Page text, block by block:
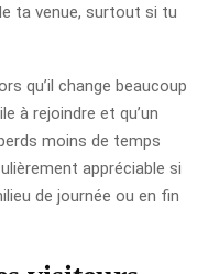
ta venue, surtout si tu
qu’il change beaucoup
à rejoindre et qu’un
moins de temps
appréciable si
de journée ou en fin